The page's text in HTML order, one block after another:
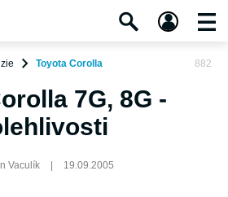
Toyota Corolla 882
7G, 8G -
Vaculík 19.09.2005